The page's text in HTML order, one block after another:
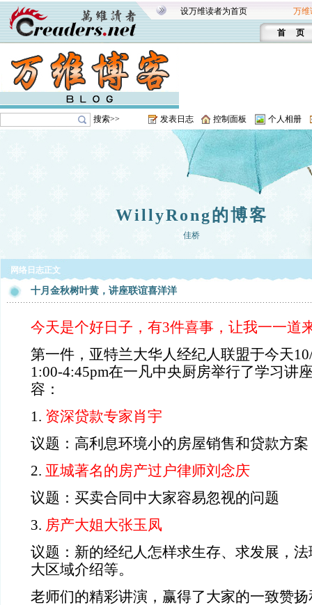
设万维读者为首页 万维
首 页
搜索>> 发表日志 控制面板 个人相册
WillyRong的博客
佳桥
网络日志正文
十月金秋树叶黄，讲座联谊喜洋洋
今天是个好日子，有3件喜事，让我一一道
第一件，亚特兰大华人经纪人联盟于今天
1:00-4:45pm在一凡中央厨房举行了学习讲
容：
1. 资深贷款专家肖宇
议题：高利息环境小的房屋销售和贷款方案
2. 亚城著名的房产过户律师刘念庆
议题：买卖合同中大家容易忽视的问题
3. 房产大姐大张玉凤
议题：新的经纪人怎样求生存、求发展，
大区域介绍等。
老师们的精彩讲演，赢得了大家的一致赞